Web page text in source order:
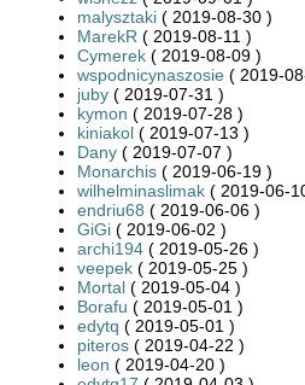
malysztaki ( 2019-08-30 )
MarekR ( 2019-08-11 )
Cymerek ( 2019-08-09 )
wspodnicynaszosie ( 2019-
juby ( 2019-07-31 )
kymon ( 2019-07-28 )
kiniakol ( 2019-07-13 )
Dany ( 2019-07-07 )
Monarchis ( 2019-06-19 )
wilhelminaslimak ( 2019-06-
endriu68 ( 2019-06-06 )
GiGi ( 2019-06-02 )
archi194 ( 2019-05-26 )
veepek ( 2019-05-25 )
Mortal ( 2019-05-04 )
Borafu ( 2019-05-01 )
edytq ( 2019-05-01 )
piteros ( 2019-04-22 )
leon ( 2019-04-20 )